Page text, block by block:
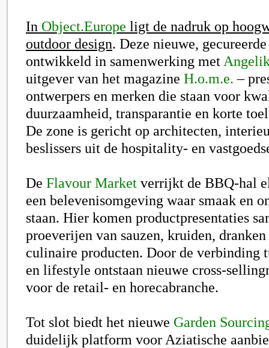
In Object.Europe ligt de nadruk op
outdoor design. Deze nieuwe,
ontwikkeld in samenwerking met
uitgever van het magazine H.o.m.e. –
ontwerpers en merken die staan voor
duurzaamheid, transparantie en korte
De zone is gericht op architecten,
beslissers uit de hospitality- en
De Flavour Market verrijkt de BBQ-hal
een belevenisomgeving waar smaak en
staan. Hier komen productpresentaties
proeverijen van sauzen, kruiden, dranken
culinaire producten. Door de verbinding
en lifestyle ontstaan nieuwe cross-
voor de retail- en horecabranche.
Tot slot biedt het nieuwe Garden
duidelijk platform voor Aziatische